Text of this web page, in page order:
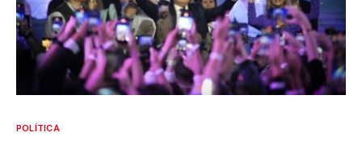
POLÍTICA